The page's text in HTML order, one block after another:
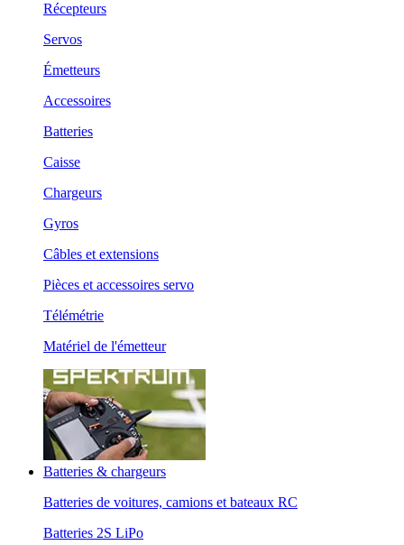
Récepteurs
Servos
Émetteurs
Accessoires
Batteries
Caisse
Chargeurs
Gyros
Câbles et extensions
Pièces et accessoires servo
Télémétrie
Matériel de l'émetteur
Batteries & chargeurs
Batteries de voitures, camions et bateaux RC
Batteries 2S LiPo